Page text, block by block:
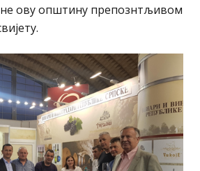
ову општину препознтљивом